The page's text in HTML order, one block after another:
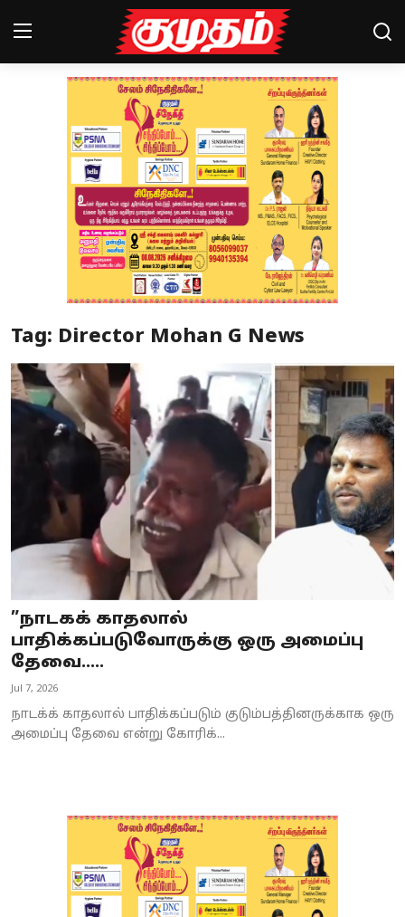
Magazines
Special Story
Business
Tamilnadu
National
Astrology
Spirituality
Weather
Tag: Director Mohan G News
”நாடகக் காதலால்
பாதிக்கப்படுவோருக்கு ஒரு அமைப்பு
தேவை.....
Jul 7, 2026
நாடக்க் காதலால் பாதிக்கப்படும் குடும்பத்தினருக்காக ஒரு
அமைப்பு தேவை என்று கோரிக்...